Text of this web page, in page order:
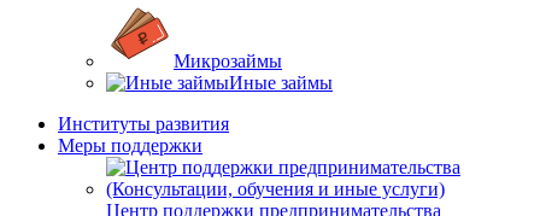
Микрозаймы
Иные займы
Институты развития
Меры поддержки
Центр поддержки предпринимательства